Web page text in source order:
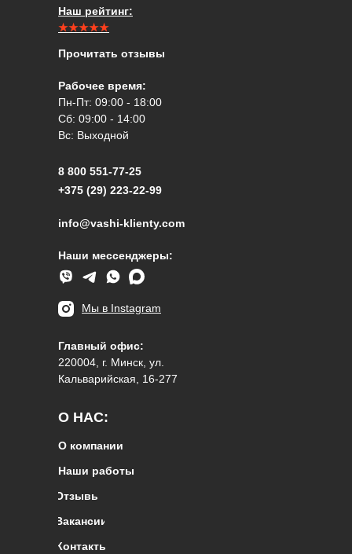
Наш рейтинг:
★★★★★
Прочитать отзывы
Мы в Instagram
8 800 551-77-25
+375 (29) 223-22-99
info@vashi-klienty.com
Рабочее время:
Пн-Пт: 09:00 - 18:00
Сб: 09:00 - 14:00
Вс: Выходной
Главный офис:
220004, г. Минск, ул.
Кальварийская, 16-277
Контакты
О компании
Наши работы
Вакансии
О НАС:
Наши мессенджеры:
Отзывы